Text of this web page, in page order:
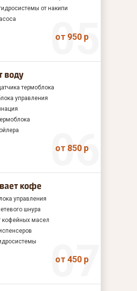
от накипи
от 950 р
воду
термоблока
управления
от 850 р
кофе
управления
шнура
кофейных масел
от 450 р